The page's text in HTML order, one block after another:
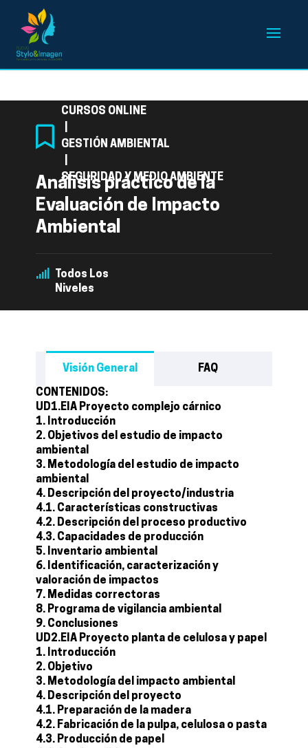
CURSOS ONLINE
GESTIÓN AMBIENTAL
SEGURIDAD Y MEDIO AMBIENTE
Análisis práctico de la
Evaluación de Impacto
Ambiental
Todos Los
Niveles
Visión General FAQ
CONTENIDOS:
UD1.EIA Proyecto complejo cárnico
1. Introducción
2. Objetivos del estudio de impacto
ambiental
3. Metodología del estudio de impacto
ambiental
4. Descripción del proyecto/industria
4.1. Características constructivas
4.2. Descripción del proceso productivo
4.3. Capacidades de producción
5. Inventario ambiental
6. Identificación, caracterización y
valoración de impactos
7. Medidas correctoras
8. Programa de vigilancia ambiental
9. Conclusiones
UD2.EIA Proyecto planta de celulosa y papel
1. Introducción
2. Objetivo
3. Metodología del impacto ambiental
4. Descripción del proyecto
4.1. Preparación de la madera
4.2. Fabricación de la pulpa, celulosa o pasta
4.3. Producción de papel